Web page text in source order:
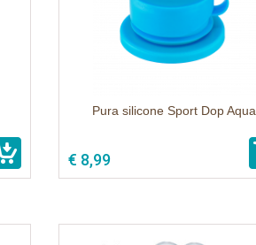
Pura silicone Sport Dop Aqua
€ 8,99